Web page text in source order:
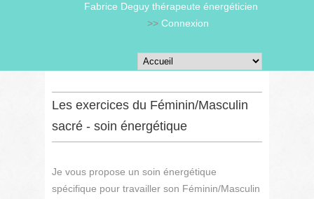
Fabrice Deguy thérapeute énergéticien
>> Connexion
Les exercices du Féminin/Masculin
sacré - soin énergétique
Je vous propose un soin énergétique
spécifique pour travailler son Féminin/Masculin